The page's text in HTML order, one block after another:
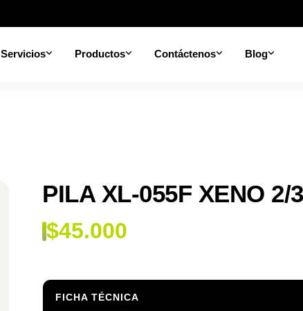
Servicios Productos Contáctenos Blog
PILA XL-055F XENO 2/
$45.000
FICHA TÉCNICA